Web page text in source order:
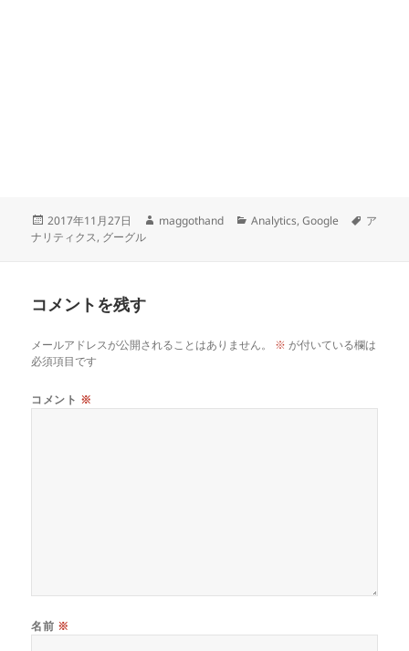
投
稿
2017年11月27日
作
maggothand
カ
Analytics,Google
タ
ア
ナリティクス, グーグル
コメントを残す
メールアドレスが公開されることはありません。 ※ が付いている欄は
必須項目です
コメント ※
名前 ※